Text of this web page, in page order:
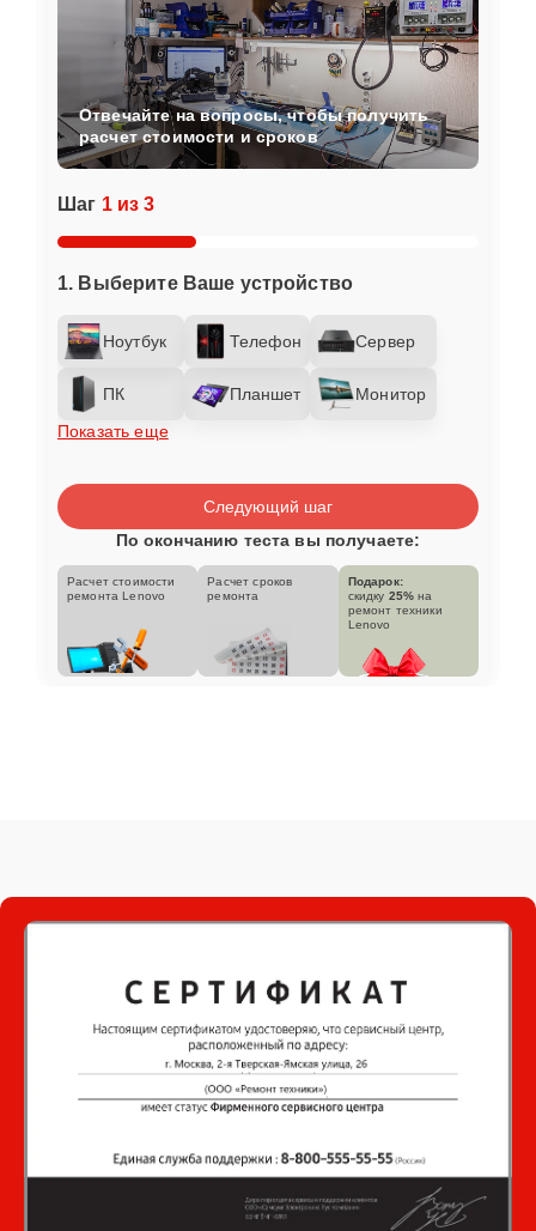
Шаг 1 из 3
1. Выберите Ваше устройство
Ноутбук Телефон Сервер
ПК Планшет
Монитор
Показать еще
Отвечайте на вопросы, чтобы получить
расчет стоимости и сроков
Следующий шаг
По окончанию теста вы получаете:
Расчет стоимости
ремонта Lenovo
Расчет сроков
ремонта
Подарок:
скидку 25% на
ремонт техники
Lenovo